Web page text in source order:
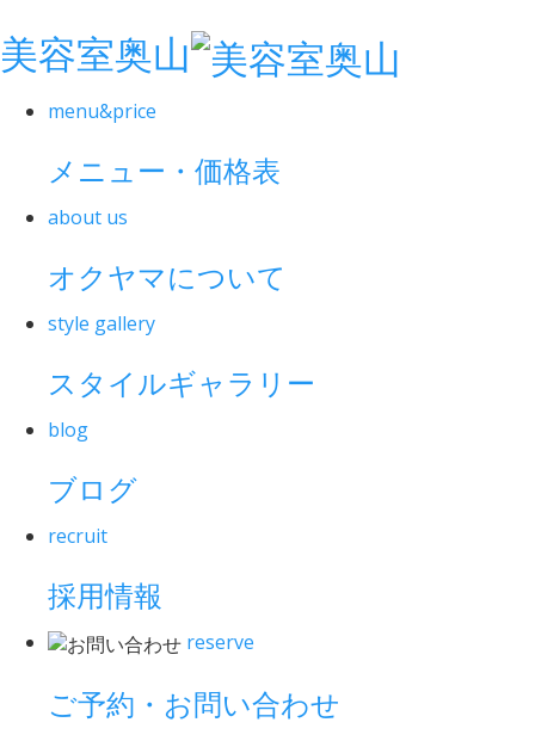
美容室奥山
menu&price
メニュー・価格表
about us
オクヤマについて
style gallery
スタイルギャラリー
blog
ブログ
recruit
採用情報
reserve
ご予約・お問い合わせ